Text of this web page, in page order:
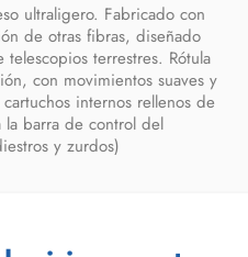
ultraligero. Fabricado con
de otras fibras, diseñado
terrestres. Rótula
con movimientos suaves y
internos rellenos de
la barra de control del
y zurdos)